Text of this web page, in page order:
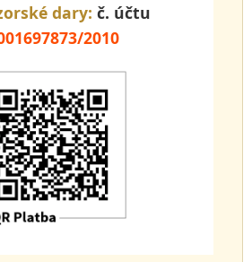
dary: č. účtu
2010